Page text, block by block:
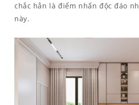
chắc hẳn là điểm nhấn độc đáo
này.